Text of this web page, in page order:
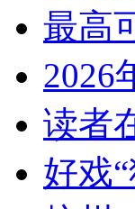
最高
2026
读者
好戏